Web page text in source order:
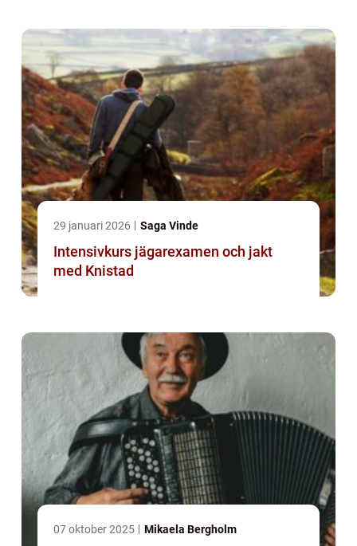
29 januari 2026 Saga Vinde
Intensivkurs jägarexamen och jakt
med Knistad
07 oktober 2025 Mikaela Bergholm